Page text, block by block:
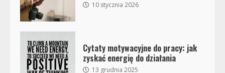
10 stycznia 2026
Cytaty motywacyjne do pracy: jak
zyskać energię do działania
13 grudnia 2025